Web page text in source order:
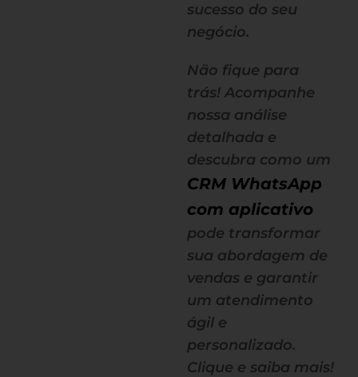
sucesso do seu
negócio.
Não fique para
trás! Acompanhe
nossa análise
detalhada e
descubra como um
CRM WhatsApp
com aplicativo
pode transformar
sua abordagem de
vendas e garantir
um atendimento
ágil e
personalizado.
Clique e saiba mais!